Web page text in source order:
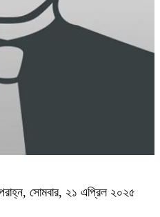
সোমবার, ২১ এপ্রিল ২০২৫